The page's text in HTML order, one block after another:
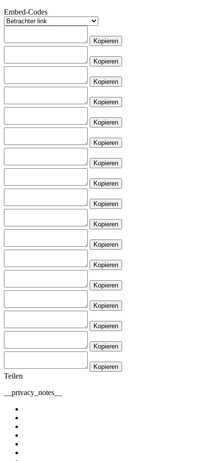
Embed-Codes
Kopieren
Kopieren
Kopieren
Kopieren
Kopieren
Kopieren
Kopieren
Kopieren
Kopieren
Kopieren
Kopieren
Kopieren
Kopieren
Kopieren
Kopieren
Kopieren
Kopieren
Teilen
__privacy_notes__